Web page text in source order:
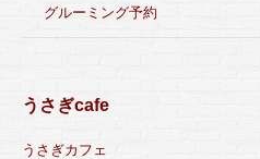
グルーミング予約
うさぎcafe
うさぎカフェ